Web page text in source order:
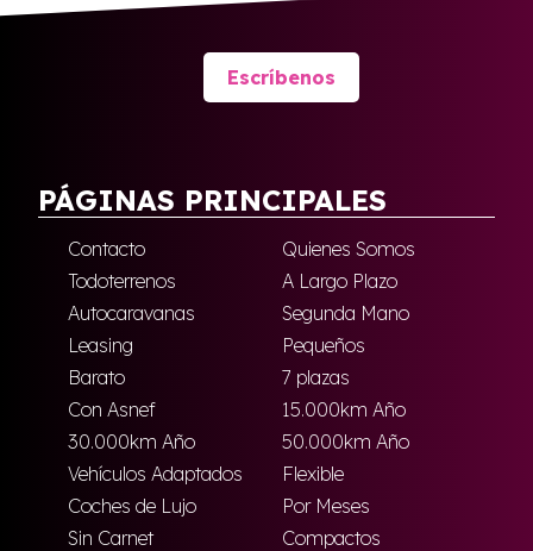
Escríbenos
PÁGINAS PRINCIPALES
Contacto
Quienes Somos
Todoterrenos
A Largo Plazo
Autocaravanas
Segunda Mano
Leasing
Pequeños
Barato
7 plazas
Con Asnef
15.000km Año
30.000km Año
50.000km Año
Vehículos Adaptados
Flexible
Coches de Lujo
Por Meses
Sin Carnet
Compactos